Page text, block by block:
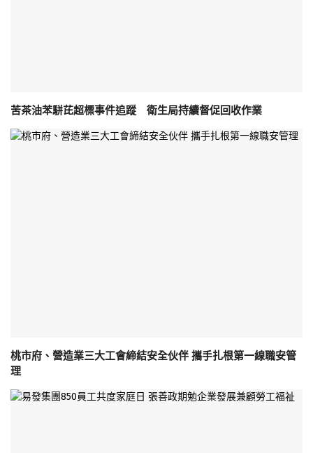
苦茶油苯駢芘超標事件追蹤 衛生局持續督促回收作業
桃市府、營造業三大工會締結安全伙伴 攜手扎根第一線職安管
理